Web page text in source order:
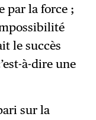
par la force ;
le succès
à-dire une
sur la